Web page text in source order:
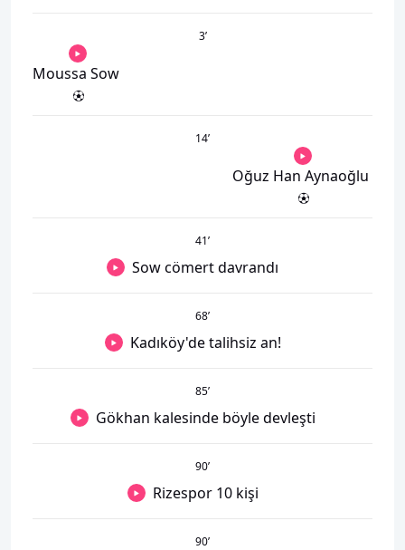
3’
Moussa Sow
14’
Oğuz Han Aynaoğlu
41’
Sow cömert davrandı
68’
Kadıköy'de talihsiz an!
85’
Gökhan kalesinde böyle devleşti
90’
Rizespor 10 kişi
90’